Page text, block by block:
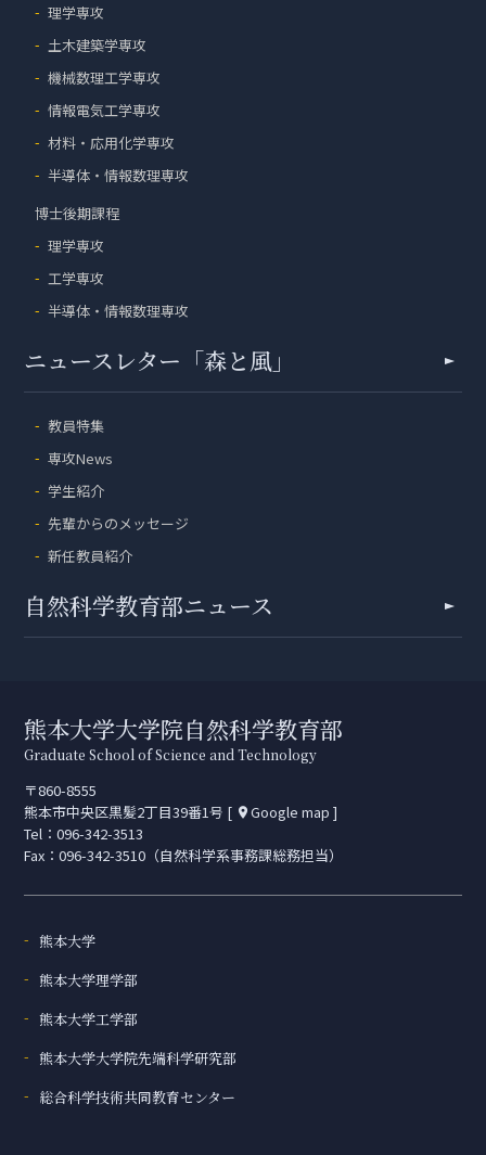
理学専攻
土木建築学専攻
機械数理工学専攻
情報電気工学専攻
材料・応用化学専攻
半導体・情報数理専攻
博士後期課程
理学専攻
工学専攻
半導体・情報数理専攻
ニュースレター「森と風」
教員特集
専攻News
学生紹介
先輩からのメッセージ
新任教員紹介
自然科学教育部ニュース
熊本大学大学院自然科学教育部
Graduate School of Science and Technology
〒860-8555
熊本市中央区黒髪2丁目39番1号 [ placeGoogle map ]
Tel：096-342-3513
Fax：096-342-3510（自然科学系事務課総務担当）
熊本大学
熊本大学理学部
熊本大学工学部
熊本大学大学院先端科学研究部
総合科学技術共同教育センター